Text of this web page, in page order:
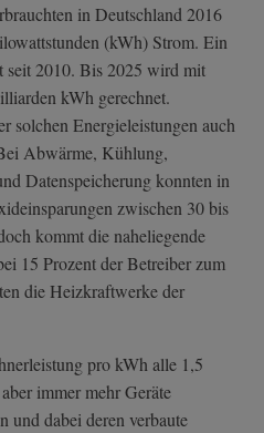
in Deutschland 2016
(kWh) Strom. Ein
seit 2010. Bis 2025 wird mit
kWh gerechnet.
solchen Energieleistungen auch
Abwärme, Kühlung,
Datenspeicherung konnten in
zwischen 30 bis
kommt die naheliegende
15 Prozent der Betreiber zum
die Heizkraftwerke der
pro kWh alle 1,5
immer mehr Geräte
und dabei deren verbaute